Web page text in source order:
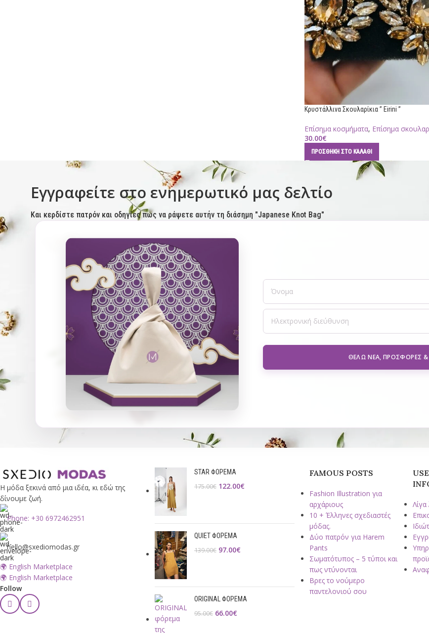
Κρυστάλλινα Σκουλαρίκια ” Eirini ”
Επίσημα κοσμήματα, Επίσημα
30.00€
ΠΡΟΣΘΉΚΗ ΣΤΟ ΚΑΛΆΘΙ
Εγγραφείτε στο ενημερωτικό μας δελτίο
Και κερδίστε πατρόν και οδηγίες πως να ράψετε αυτήν τη διάσημη "Japanese Knot Bag"
ΘΈΛΩ ΝΈΑ, ΠΡΟΣΦΟΡΈΣ
Η μόδα ξεκινά από μια ιδέα, κι εδώ της
δίνουμε ζωή.
Phone: +30 6972462951
hello@sxediomodas.gr
🌍 English Marketplace
🌍 English Marketplace
Follow
STAR ΦΟΡΕΜΑ
175.00€ 122.00€
QUIET ΦΟΡΕΜΑ
139.00€ 97.00€
ORIGINAL ΦΟΡΕΜΑ
95.00€ 66.00€
FAMOUS POSTS
Fashion Illustration για
αρχάριους
10 + Έλληνες σχεδιαστές
μόδας.
Δύο πατρόν για Harem
Pants
Σωματότυπος – 5 τύποι και
πως ντύνονται
Βρες το νούμερο
παντελονιού σου
Λίγα